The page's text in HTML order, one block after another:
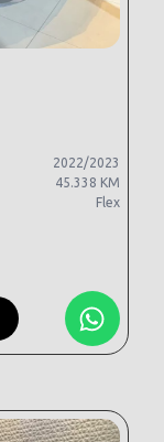
2022/2023
45.338 KM
Flex